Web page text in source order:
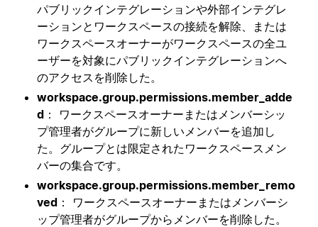
パブリックインテグレーションや外部インテグレ
ーションとワークスペースの接続を解除、または
ワークスペースオーナーがワークスペースの全ユ
ーザーを対象にパブリックインテグレーションへ
のアクセスを削除した。
workspace.group.permissions.member_adde
d ： ワークスペースオーナーまたはメンバーシッ
プ管理者がグループに新しいメンバーを追加し
た。グループとは限定されたワークスペースメン
バーの集合です。
workspace.group.permissions.member_remo
ved ： ワークスペースオーナーまたはメンバーシ
ップ管理者がグループからメンバーを削除した。